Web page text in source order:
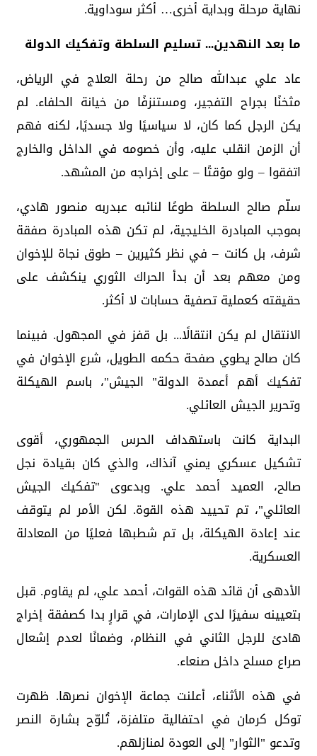
نهاية مرحلة وبداية أخرى… أكثر سوداوية.
ما بعد النهدين... تسليم السلطة وتفكيك الدولة
عاد علي عبدالله صالح من رحلة العلاج في الرياض،
مثخنًا بجراح التفجير، ومستنزفًا من خيانة الحلفاء. لم
يكن الرجل كما كان، لا سياسيًا ولا جسديًا، لكنه فهم
أن الزمن انقلب عليه، وأن خصومه في الداخل والخارج
اتفقوا – ولو مؤقتًا – على إخراجه من المشهد.
سلّم صالح السلطة طوعًا لنائبه عبدربه منصور هادي،
بموجب المبادرة الخليجية، لم تكن هذه المبادرة صفقة
شرف، بل كانت – في نظر كثيرين – طوق نجاة للإخوان
ومن معهم بعد أن بدأ الحراك الثوري ينكشف على
حقيقته كعملية تصفية حسابات لا أكثر.
الانتقال لم يكن انتقالًا... بل قفز في المجهول. فبينما
كان صالح يطوي صفحة حكمه الطويل، شرع الإخوان في
تفكيك أهم أعمدة الدولة" الجيش"، باسم الهيكلة
وتحرير الجيش العائلي.
البداية كانت باستهداف الحرس الجمهوري، أقوى
تشكيل عسكري يمني آنذاك، والذي كان بقيادة نجل
صالح، العميد أحمد علي. وبدعوى "تفكيك الجيش
العائلي"، تم تحييد هذه القوة. لكن الأمر لم يتوقف
عند إعادة الهيكلة، بل تم شطبها فعليًا من المعادلة
العسكرية.
الأدهى أن قائد هذه القوات، أحمد علي، لم يقاوم. قبل
بتعيينه سفيرًا لدى الإمارات، في قرارٍ بدا كصفقة إخراج
هادئ للرجل الثاني في النظام، وضمانًا لعدم إشعال
صراع مسلح داخل صنعاء.
في هذه الأثناء، أعلنت جماعة الإخوان نصرها. ظهرت
توكل كرمان في احتفالية متلفزة، تُلوّح بشارة النصر
وتدعو "الثوار" إلى العودة لمنازلهم.